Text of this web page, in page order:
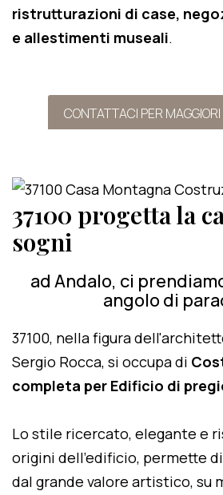
ristrutturazioni di case,
e allestimenti museali.
CONTATTACI PER
37100 progetta la
sogni
ad Andalo, ci
angolo di
37100, nella figura
Sergio Rocca, si occupa di
completa per Edificio di
Lo stile ricercato, elegante e
origini dell'edificio, permette
dal grande valore artistico, su